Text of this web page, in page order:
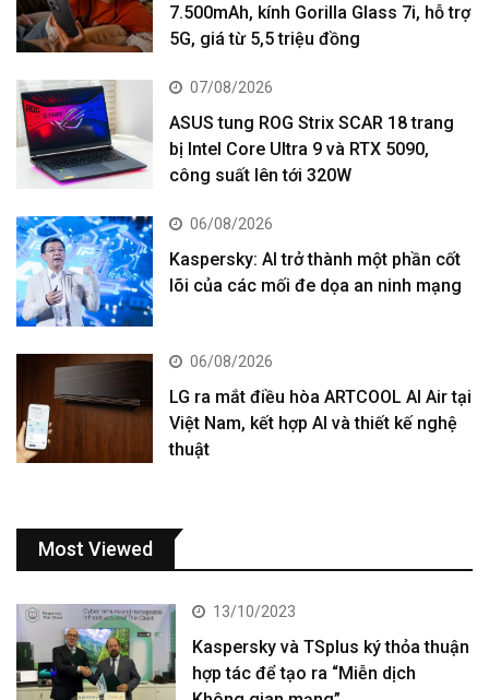
7.500mAh, kính Gorilla Glass 7i, hỗ trợ
5G, giá từ 5,5 triệu đồng
07/08/2026
ASUS tung ROG Strix SCAR 18 trang
bị Intel Core Ultra 9 và RTX 5090,
công suất lên tới 320W
06/08/2026
Kaspersky: AI trở thành một phần cốt
lõi của các mối đe dọa an ninh mạng
06/08/2026
LG ra mắt điều hòa ARTCOOL AI Air tại
Việt Nam, kết hợp AI và thiết kế nghệ
thuật
Most Viewed
13/10/2023
Kaspersky và TSplus ký thỏa thuận
hợp tác để tạo ra “Miễn dịch